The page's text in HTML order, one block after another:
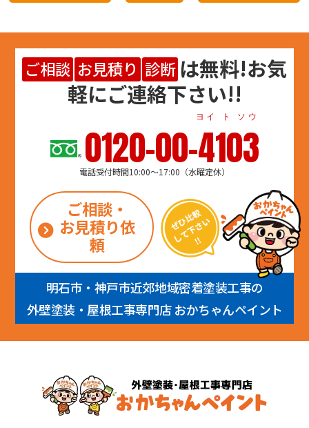
ご相談 お見積り 診断 は無料!お気
軽にご連絡下さい!!
0120-00-4103
ヨイ ト ソウ
電話受付時間10:00～17:00（水曜定休）
ご相談・
お見積り依
頼
明石市・神戸市近郊地域密着塗装工事の
外壁塗装・屋根工事専門店 おかちゃんペイント